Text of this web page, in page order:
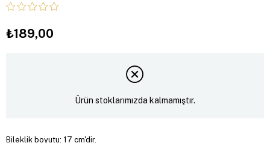
₺189,00
Ürün stoklarımızda kalmamıştır.
Bileklik boyutu: 17 cm'dir.